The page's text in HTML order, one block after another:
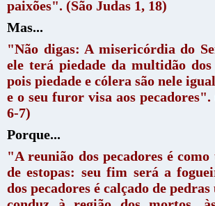
paixões". (São Judas 1, 18)
Mas...
"Não digas: A misericórdia do
ele terá piedade da multidão dos
pois piedade e cólera são nele
e o seu furor visa aos
6-7)
Porque...
"A reunião dos pecadores é
de estopas: seu fim será a
dos pecadores é calçado de